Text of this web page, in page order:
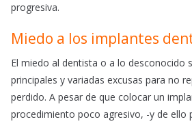
progresiva.
Miedo a los implantes
El miedo al dentista o a lo desconocido
principales y variadas excusas para no
perdido. A pesar de que colocar un
procedimiento poco agresivo, -y de ello